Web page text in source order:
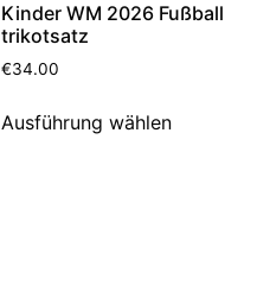
Kinder WM 2026 Fußball
trikotsatz
€34.00
Ausführung wählen